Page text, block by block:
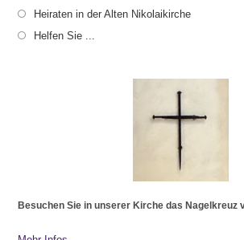
Heiraten in der Alten Nikolaikirche
Helfen Sie ...
Besuchen Sie in unserer Kirche das Nagelkreuz